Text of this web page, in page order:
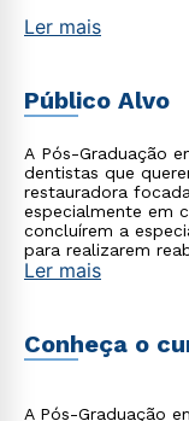
Ler mais
Público Alvo
A Pós-Graduação
dentistas que
restauradora
especialmente em
concluírem a
para realizarem
excelência,
Ler mais
Conheça o
A Pós-Graduação